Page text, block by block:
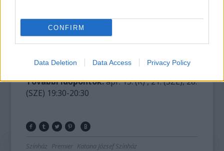
CONFIRM
Data Deletion Data Access Privacy Policy
Munkatársak:Tóth László, Tóth Judit
Keresztes Tamás
2010. márc. 10.
További időpontok:ápr. 13. (K) , 21. (SZE), 28.
(SZE) 19:30-20:30
Színház Premier Katona József Színház